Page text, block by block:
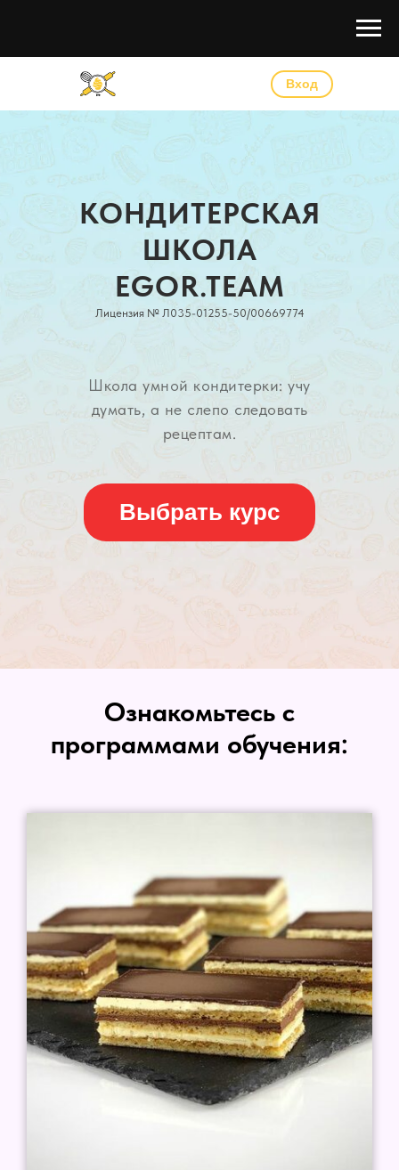
Вход
КОНДИТЕРСКАЯ
ШКОЛА
EGOR.TEAM
Школа умной кондитерки: учу
думать, а не слепо следовать
рецептам.
Выбрать курс
Лицензия № Л035-01255-50/00669774
Ознакомьтесь с
программами обучения: